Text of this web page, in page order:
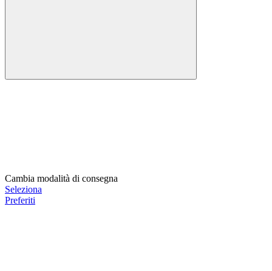
Cambia modalità di consegna
Seleziona
Preferiti